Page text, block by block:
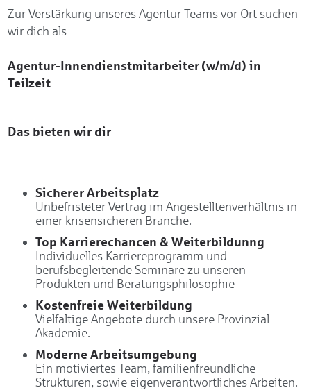
Zur Verstärkung unseres Agentur-Teams vor Ort suchen
wir dich als
Agentur-Innendienstmitarbeiter (w/m/d) in
Teilzeit
Das bieten wir dir
Sicherer Arbeitsplatz
Unbefristeter Vertrag im Angestelltenverhältnis in
einer krisensicheren Branche.
Top Karrierechancen & Weiterbildunng
Individuelles Karriereprogramm und
berufsbegleitende Seminare zu unseren
Produkten und Beratungsphilosophie
Kostenfreie Weiterbildung
Vielfältige Angebote durch unsere Provinzial
Akademie.
Moderne Arbeitsumgebung
Ein motiviertes Team, familienfreundliche
Strukturen, sowie eigenverantwortliches Arbeiten.